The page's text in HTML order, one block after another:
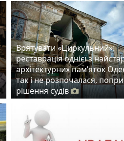
Врятувати «Циркульний»:
реставрація однієї з
архітектурних пам’яток
так і не розпочалася, попри
рішення судів